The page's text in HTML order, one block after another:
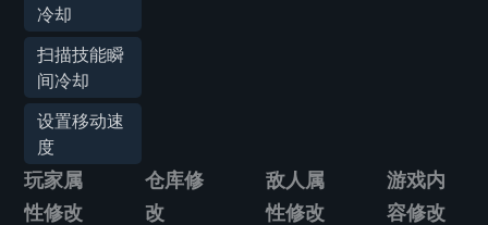
冷却
扫描技能瞬
间冷却
设置移动速
度
玩家属
性修改
仓库修
改
敌人属
性修改
游戏内
容修改